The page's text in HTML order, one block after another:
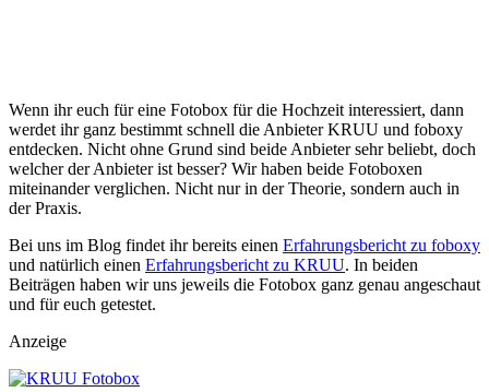
Wenn ihr euch für eine Fotobox für die Hochzeit interessiert, dann
werdet ihr ganz bestimmt schnell die Anbieter KRUU und foboxy
entdecken. Nicht ohne Grund sind beide Anbieter sehr beliebt, doch
welcher der Anbieter ist besser? Wir haben beide Fotoboxen
miteinander verglichen. Nicht nur in der Theorie, sondern auch in
der Praxis.
Bei uns im Blog findet ihr bereits einen Erfahrungsbericht zu foboxy
und natürlich einen Erfahrungsbericht zu KRUU. In beiden
Beiträgen haben wir uns jeweils die Fotobox ganz genau angeschaut
und für euch getestet.
Anzeige